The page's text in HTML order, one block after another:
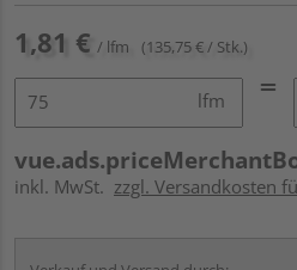
1,81 € / lfm (135,75 € / Stk.)
lfm
inkl. MwSt. zzgl. Versandkosten